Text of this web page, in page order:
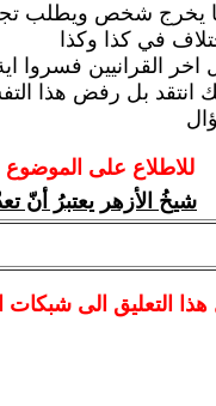
يخرج شخص ويطلب
في كذا وكذا
اخر القرانيين فسروا
انتقد بل رفض هذا
للاطلاع على الموضوع
شيخُ الأزهر يعتبرُ أنّ
هذا التعليق الى شبكات